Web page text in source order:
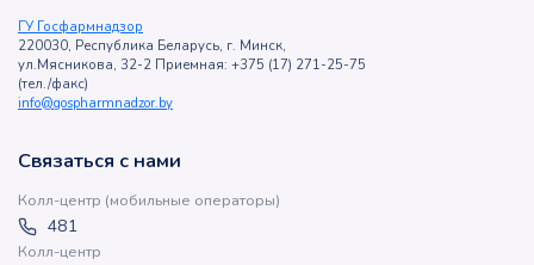
ГУ Госфармнадзор
220030, Республика Беларусь, г. Минск,
ул.Мясникова, 32-2 Приемная: +375 (17) 271-25-75
(тел./факс)
info@gospharmnadzor.by
Связаться с нами
Колл-центр (мобильные операторы)
481
Колл-центр